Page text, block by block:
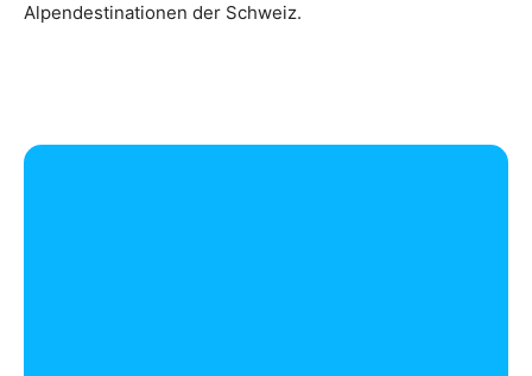
Alpendestinationen der Schweiz.